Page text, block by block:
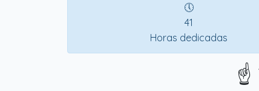
🕔
41
Horas dedicadas
☝️